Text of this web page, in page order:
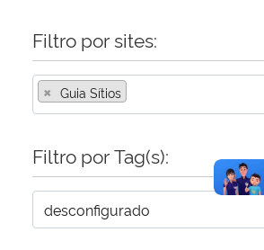
Gabinete de Segurança Institucional
Advocacia-Geral da União
Planalto
Filtro por sites:
× Guia Sítios
Filtro por Tag(s):